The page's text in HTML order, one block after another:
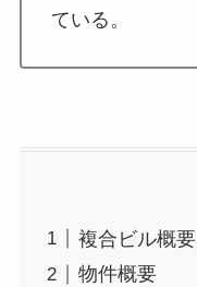
ている。
複合ビル概要
物件概要